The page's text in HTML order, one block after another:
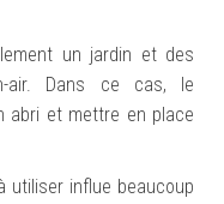
un jardin et des
air. Dans ce cas, le
abri et mettre en place
utiliser influe beaucoup